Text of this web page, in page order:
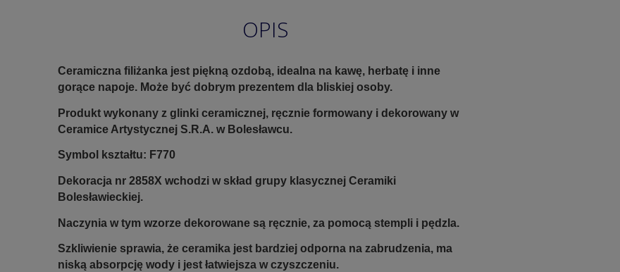
OPIS
Ceramiczna filiżanka jest piękną ozdobą, idealna na kawę, herbatę i inne
gorące napoje. Może być dobrym prezentem dla bliskiej osoby.
Produkt wykonany z glinki ceramicznej, ręcznie formowany i dekorowany w
Ceramice Artystycznej S.R.A. w Bolesławcu.
Symbol kształtu: F770
Dekoracja nr 2858X wchodzi w skład grupy klasycznej Ceramiki
Bolesławieckiej.
Naczynia w tym wzorze dekorowane są ręcznie, za pomocą stempli i pędzla.
Szkliwienie sprawia, że ceramika jest bardziej odporna na zabrudzenia, ma
niską absorpcję wody i jest łatwiejsza w czyszczeniu.